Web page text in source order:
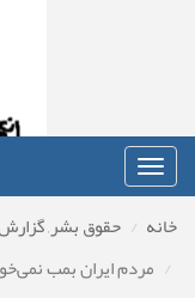
Toggle
navigation
خانه حقوق بشر,
مردم ایران بمب